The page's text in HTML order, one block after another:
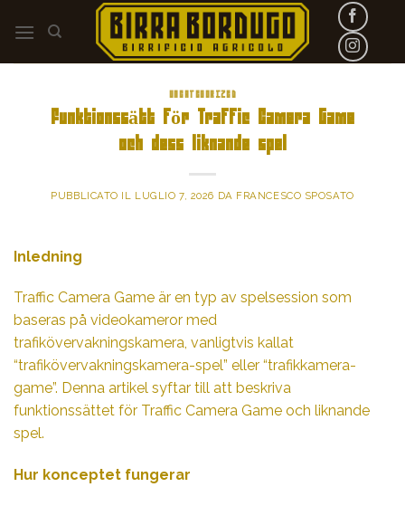
UNCATEGORIZED
Funktionssätt för Traffic Camera Game
och dess liknande spel
PUBBLICATO IL LUGLIO 7, 2026 DA FRANCESCO SPOSATO
Inledning
Traffic Camera Game är en typ av spelsession som
baseras på videokameror med
trafikövervakningskamera, vanligtvis kallat
“trafikövervakningskamera-spel” eller “trafikkamera-
game”. Denna artikel syftar till att beskriva
funktionssättet för Traffic Camera Game och liknande
spel.
Hur konceptet fungerar